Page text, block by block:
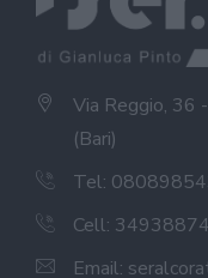
Via Reggio, 36
(Bari)
Tel:
Cell:
Email: